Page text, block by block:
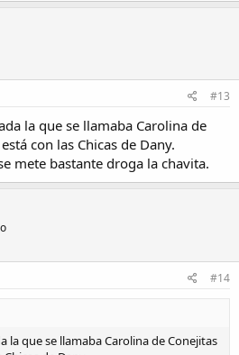
#13
la que se llamaba Carolina de
con las Chicas de Dany.
mete bastante droga la chavita.
#14
la que se llamaba Carolina de Conejitas